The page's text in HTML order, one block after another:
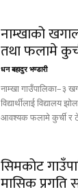
नाम्खाको
तथा फलामे
धन बहादुर भण्डारी
नाम्खा गाउँपालिका–३
विद्यार्थीलाई विद्यालय
आवश्यक फलामे कुर्ची र
सिमकोट
मासिक प्रगति